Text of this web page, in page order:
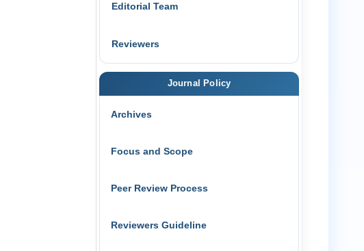
Editorial Team
Reviewers
Journal Policy
Archives
Focus and Scope
Peer Review Process
Reviewers Guideline